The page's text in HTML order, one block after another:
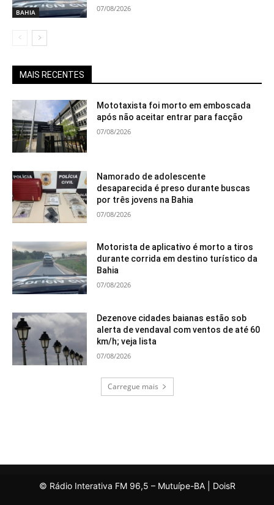
BAHIA 07/08/2026
MAIS RECENTES
Mototaxista foi morto em emboscada
após não aceitar entrar para facção
07/08/2026
Namorado de adolescente
desaparecida é preso durante buscas
por três jovens na Bahia
07/08/2026
Motorista de aplicativo é morto a tiros
durante corrida em destino turístico da
Bahia
07/08/2026
Dezenove cidades baianas estão sob
alerta de vendaval com ventos de até 60
km/h; veja lista
07/08/2026
Carregue mais
© Rádio Interativa FM 96,5 – Mutuípe-BA | DoisR